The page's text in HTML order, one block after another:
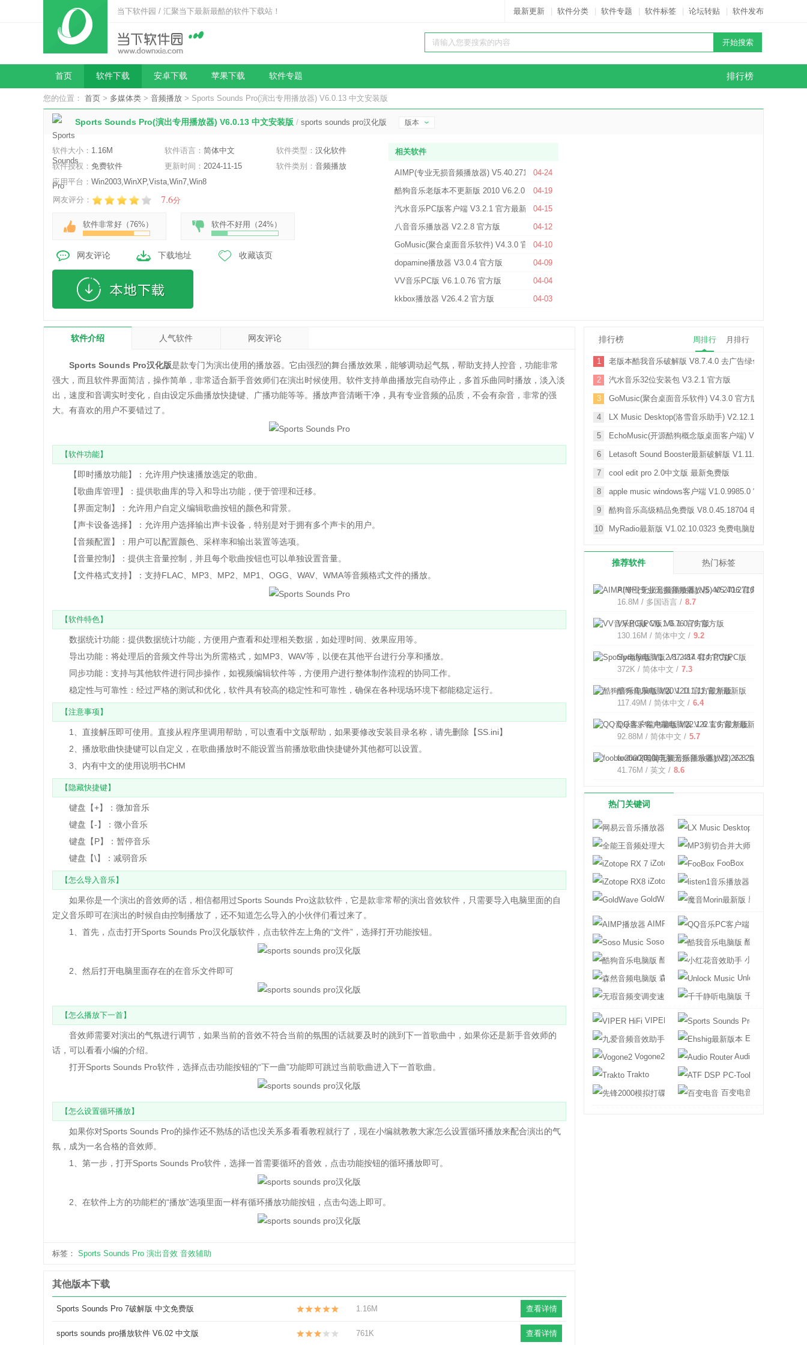
当下软件园 / 汇聚当下最新最酷的软件下载站！ 最新更新 软件分类 软件专题 软件标签 论坛转贴 软件发布
排行榜
首页 软件下载 安卓下载 苹果下载 软件专题
您的位置： 首页 > 多媒体类 > 音频播放 > Sports Sounds Pro(演出专用播放器) V6.0.13 中文安装版
Sports Sounds Pro(演出专用播放器) V6.0.13 中文安装版 / sports sounds pro汉化版 版本
软件大小： 1.16M 软件语言： 简体中文 软件类型：汉化软件
软件授权： 免费软件 更新时间： 2024-11-15 软件类别：音频播放
应用平台： Win2003,WinXP,Vista,Win7,Win8
网友评分：
7.6分
软件非常好（76% ） 软件不好用（24% ）
网友评论 下载地址 收藏该页
相关软件
04-24
AIMP(专业无损音频播放器) V5.40.2716 官方版
04-19
酷狗音乐老版本不更新版 2010 V6.2.01 官方经典版
04-15
汽水音乐PC版客户端 V3.2.1 官方最新版
04-12
八音音乐播放器 V2.2.8 官方版
04-10
GoMusic(聚合桌面音乐软件) V4.3.0 官方版
04-09
dopamine播放器 V3.0.4 官方版
04-04
VV音乐PC版 V6.1.0.76 官方版
04-03
kkbox播放器 V26.4.2 官方版
软件介绍 人气软件 网友评论
Sports Sounds Pro汉化版是款专门为演出使用的播放器。它由强烈的舞台播放效果，能够调动起气氛，帮助支持人控音，功能非常
强大，而且软件界面简洁，操作简单，非常适合新手音效师们在演出时候使用。软件支持单曲播放完自动停止，多首乐曲同时播放，淡入淡
出，速度和音调实时变化，自由设定乐曲播放快捷键、广播功能等等。播放声音清晰干净，具有专业音频的品质，不会有杂音，非常的强
大。有喜欢的用户不要错过了。
【软件功能】
【即时播放功能】：允许用户快速播放选定的歌曲。
【歌曲库管理】：提供歌曲库的导入和导出功能，便于管理和迁移。
【界面定制】：允许用户自定义编辑歌曲按钮的颜色和背景。
【声卡设备选择】：允许用户选择输出声卡设备，特别是对于拥有多个声卡的用户。
【音频配置】：用户可以配置颜色、采样率和输出装置等选项。
【音量控制】：提供主音量控制，并且每个歌曲按钮也可以单独设置音量。
【文件格式支持】：支持FLAC、MP3、MP2、MP1、OGG、WAV、WMA等音频格式文件的播放。
【软件特色】
数据统计功能：提供数据统计功能，方便用户查看和处理相关数据，如处理时间、效果应用等。
导出功能：将处理后的音频文件导出为所需格式，如MP3、WAV等，以便在其他平台进行分享和播放。
同步功能：支持与其他软件进行同步操作，如视频编辑软件等，方便用户进行整体制作流程的协同工作。
稳定性与可靠性：经过严格的测试和优化，软件具有较高的稳定性和可靠性，确保在各种现场环境下都能稳定运行。
【注意事项】
1、直接解压即可使用。直接从程序里调用帮助，可以查看中文版帮助，如果要修改安装目录名称，请先删除【SS.ini】
2、播放歌曲快捷键可以自定义，在歌曲播放时不能设置当前播放歌曲快捷键外其他都可以设置。
3、内有中文的使用说明书CHM
【隐藏快捷键】
键盘【+】：微加音乐
键盘【-】：微小音乐
键盘【P】：暂停音乐
键盘【\】：减弱音乐
【怎么导入音乐】
如果你是一个演出的音效师的话，相信都用过Sports Sounds Pro这款软件，它是款非常帮的演出音效软件，只需要导入电脑里面的自
定义音乐即可在演出的时候自由控制播放了，还不知道怎么导入的小伙伴们看过来了。
1、首先，点击打开Sports Sounds Pro汉化版软件，点击软件左上角的“文件”，选择打开功能按钮。
2、然后打开电脑里面存在的在音乐文件即可
【怎么播放下一首】
音效师需要对演出的气氛进行调节，如果当前的音效不符合当前的氛围的话就要及时的跳到下一首歌曲中，如果你还是新手音效师的
话，可以看看小编的介绍。
打开Sports Sounds Pro软件，选择点击功能按钮的“下一曲”功能即可跳过当前歌曲进入下一首歌曲。
【怎么设置循环播放】
如果你对Sports Sounds Pro的操作还不熟练的话也没关系多看看教程就行了，现在小编就教教大家怎么设置循环播放来配合演出的气
氛，成为一名合格的音效师。
1、第一步，打开Sports Sounds Pro软件，选择一首需要循环的音效，点击功能按钮的循环播放即可。
2、在软件上方的功能栏的“播放”选项里面一样有循环播放功能按钮，点击勾选上即可。
标签： Sports Sounds Pro 演出音效 音效辅助
其他版本下载
查看详情
Sports Sounds Pro 7破解版 中文免费版 1.16M
查看详情
sports sounds pro播放软件 V6.02 中文版 761K
排行榜 周排行 月排行
1 老版本酷我音乐破解版 V8.7.4.0 去广告绿色版
2 汽水音乐32位安装包 V3.2.1 官方版
3 GoMusic(聚合桌面音乐软件) V4.3.0 官方版
4 LX Music Desktop(洛雪音乐助手) V2.12.1 官方最新版
5 EchoMusic(开源酷狗概念版桌面客户端) V1.1.5 绿色免费
6 Letasoft Sound Booster最新破解版 V1.11.0.514 中文免
7 cool edit pro 2.0中文版 最新免费版
8 apple music windows客户端 V1.0.9985.0 官方PC版
9 酷狗音乐高级精品免费版 V8.0.45.18704 电脑版
10 MyRadio最新版 V1.02.10.0323 免费电脑版
推荐软件 热门标签
AIMP(专业无损音频播放器) V5.40.2716 官方版
16.8M / 多国语言 / 8.7
VV音乐PC版 V6.1.0.76 官方版
130.16M / 简体中文 / 9.2
Spotify电脑版 V1.2.87.414 官方PC版
372K / 简体中文 / 7.3
酷狗音乐电脑版 V20.1.11 官方最新版
117.49M / 简体中文 / 6.4
QQ音乐客户端电脑版 V22.1.6 官方最新版
92.88M / 简体中文 / 5.7
foobar2000(电脑无损音乐播放器) V2.25.8 官方最新版
41.76M / 英文 / 8.6
热门关键词
网易云音乐播放器
全能王音频处理大师
iZotope RX 7
FooBox
iZotope RX8
GoldWave
魔音Morin最新版
AIMP播放器
Soso Music
酷我音乐电脑版
酷狗音乐电脑版
小红花音效助手
森然音频电脑版
Unlock Music
无瑕音频变调变速器
千千静听电脑版
VIPER HiFi
九爱音频音效助手
Ehshig最新版本
Vogone2
Audio Router
Trakto
先锋2000模拟打碟机
百变电音